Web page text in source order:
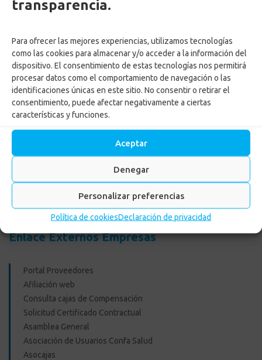
transparencia.
Para ofrecer las mejores experiencias, utilizamos tecnologías
como las cookies para almacenar y/o acceder a la información del
dispositivo. El consentimiento de estas tecnologías nos permitirá
procesar datos como el comportamiento de navegación o las
identificaciones únicas en este sitio. No consentir o retirar el
consentimiento, puede afectar negativamente a ciertas
características y funciones.
Aceptar
Denegar
Personalizar preferencias
Política de cookiesDeclaración de privacidad
PQRSF: tu opinión es importante
Asopagos
Trabaja con nosotros
Agencia de Gestión y Colocación de Empleo
Política tratamiento de datos
Aviso de Privacidad
Cumplimiento normas y recomendaciones para uso de Centros
Autorización tratamiento y uso de datos menores
Enlace Externos Empresas
Portal Proveedores
Afiliación web
Consulta cajas de Compensación
Solicitud Certificado Contractual
Asamblea General
Asociación de Usuarios Confa Salud
Asocajas